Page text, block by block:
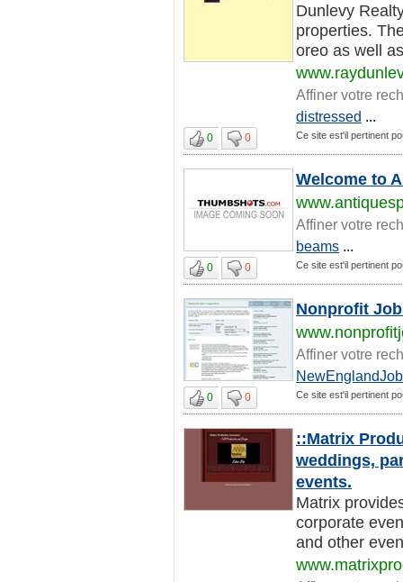
Dunlevy
properties.
oreo as well
Affiner votre
distressed ...
0 0 Ce site est'il pertinent
Welcome to
Affiner votre
beams ...
0 0 Ce site est'il pertinent
Nonprofit
Affiner votre
0 0 Ce site est'il pertinent
::Matrix
weddings,
events.
Matrix
corporate
and other